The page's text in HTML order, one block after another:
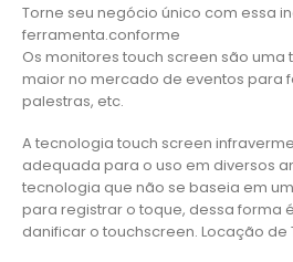
Torne seu negócio único com essa
ferramenta.conforme
Os monitores touch screen são
maior no mercado de eventos para
palestras, etc.
A tecnologia touch screen
adequada para o uso em diversos
tecnologia que não se baseia em
para registrar o toque, dessa forma
danificar o touchscreen. Locação de